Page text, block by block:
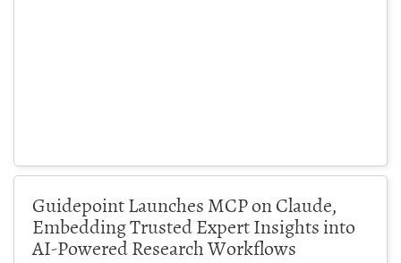
Guidepoint Launches MCP on Claude,
Embedding Trusted Expert Insights into
AI-Powered Research Workflows